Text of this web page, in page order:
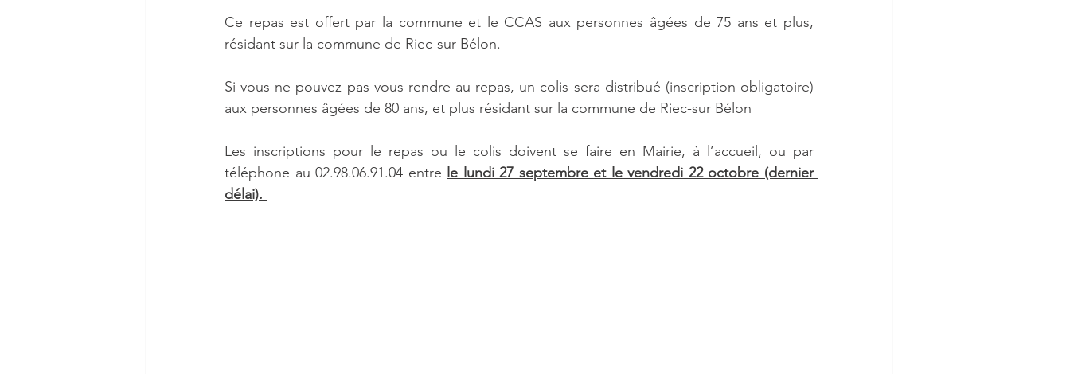
Ce repas est offert par la commune et le CCAS aux personnes âgées de 75 ans et plus,
résidant sur la commune de Riec-sur-Bélon.
Si vous ne pouvez pas vous rendre au repas, un colis sera distribué (inscription obligatoire)
aux personnes âgées de 80 ans, et plus résidant sur la commune de Riec-sur Bélon
Les inscriptions pour le repas ou le colis doivent se faire en Mairie, à l’accueil, ou par
téléphone au 02.98.06.91.04 entre le lundi 27 septembre et le vendredi 22 octobre (dernier
délai).